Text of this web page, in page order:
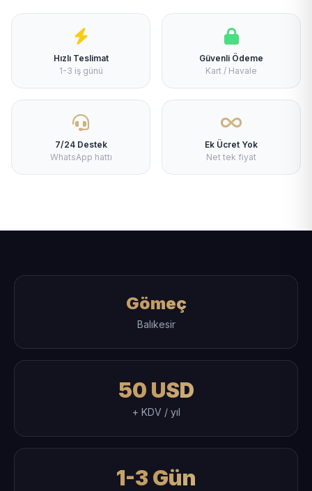
Hızlı Teslimat
1-3 iş günü
Güvenli Ödeme
Kart / Havale
7/24 Destek
WhatsApp hattı
Ek Ücret Yok
Net tek fiyat
Gömeç
Balıkesir
50 USD
+ KDV / yıl
1-3 Gün